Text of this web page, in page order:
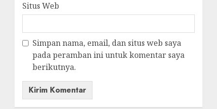
Situs Web
Simpan nama, email, dan situs web saya
pada peramban ini untuk komentar saya
berikutnya.